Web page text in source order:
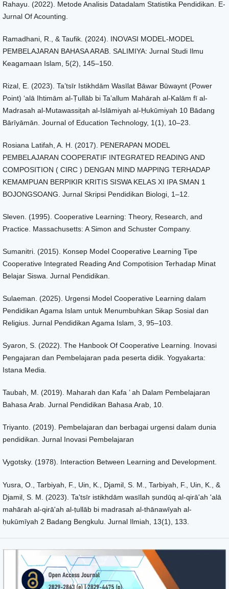
Rahayu. (2022). Metode Analisis Datadalam Statistika Pendidikan. E-
Jurnal Of Acounting.
Ramadhani, R., & Taufik. (2024). INOVASI MODEL-MODEL
PEMBELAJARAN BAHASA ARAB. SALIMIYA: Jurnal Studi Ilmu
Keagamaan Islam, 5(2), 145–150.
Rizal, E. (2023). Ta’tsīr Istikhdām Wasīlat Bāwar Būwaynt (Power
Point) ‘alā Ihtimām al-Ṭullāb bi Ta’allum Mahārah al-Kalām fī al-
Madrasah al-Mutawassiṭah al-Islāmiyah al-Ḥukūmiyah 10 Bādang
Bārīyāmān. Journal of Education Technology, 1(1), 10–23.
Rosiana Latifah, A. H. (2017). PENERAPAN MODEL
PEMBELAJARAN COOPERATIF INTEGRATED READING AND
COMPOSITION ( CIRC ) DENGAN MIND MAPPING TERHADAP
KEMAMPUAN BERPIKIR KRITIS SISWA KELAS XI IPA SMAN 1
BOJONGSOANG. Jurnal Skripsi Pendidikan Biologi, 1–12.
Sleven. (1995). Cooperative Learning: Theory, Research, and
Practice. Massachusetts: A Simon and Schuster Company.
Sumanitri. (2015). Konsep Model Cooperative Learning Tipe
Cooperative Integrated Reading And Compotision Terhadap Minat
Belajar Siswa. Jurnal Pendidikan.
Sulaeman. (2025). Urgensi Model Cooperative Learning dalam
Pendidikan Agama Islam untuk Menumbuhkan Sikap Sosial dan
Religius. Jurnal Pendidikan Agama Islam, 3, 95–103.
Syaron, S. (2022). The Hanbook Of Cooperative Learning. Inovasi
Pengajaran dan Pembelajaran pada peserta didik. Yogyakarta:
Istana Media.
Taubah, M. (2019). Maharah dan Kafa ’ ah Dalam Pembelajaran
Bahasa Arab. Jurnal Pendidikan Bahasa Arab, 10.
Triyanto. (2019). Pembelajaran dan berbagai urgensi dalam dunia
pendidikan. Jurnal Inovasi Pembelajaran
Vygotsky. (1978). Interaction Between Learning and Development.
Yusra, O., Tarbiyah, F., Uin, K., Djamil, S. M., Tarbiyah, F., Uin, K., &
Djamil, S. M. (2023). Ta'tsīr istikhdām wasīlah ṣundūq al-qirā'ah 'alā
mahārah al-qirā'ah al-ṭullāb bi madrasah al-thānawīyah al-
ḥukūmīyah 2 Badang Bengkulu. Jurnal Ilmiah, 13(1), 133.